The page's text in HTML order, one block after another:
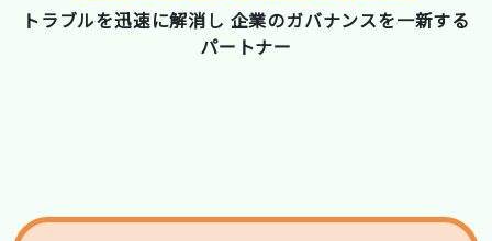
トラブルを迅速に解消し 企業のガバナンスを一新する
パートナー